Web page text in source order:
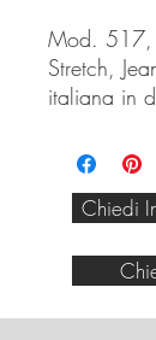
Mod. 517,
Stretch,
italiana in
ottima
tutte le
Chiedi